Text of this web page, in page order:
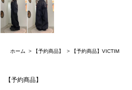
ホーム > 【予約商品】 > 【予約商品】VICTIM
【予約商品】